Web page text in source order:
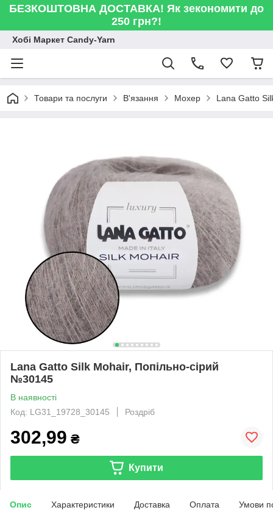
БЕЗКОШТОВНА ДОСТАВКА! Як зекономити до
250 грн?!
Хобі Маркет Candy-Yarn
Товари та послуги В'язання Мохер Lana Gatto
Lana Gatto Silk Mohair, Попільно-сірий
№30145
В наявності
Код: LG31_19728_30145
Роздріб
302,99 ₴
Купити
Опис Характеристики Доставка Оплата Умови